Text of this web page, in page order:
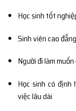
Học sinh tốt
Sinh viên cao
Người đi làm
Học sinh có định
việc lâu dài